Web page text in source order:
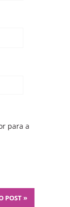
para a
POST»